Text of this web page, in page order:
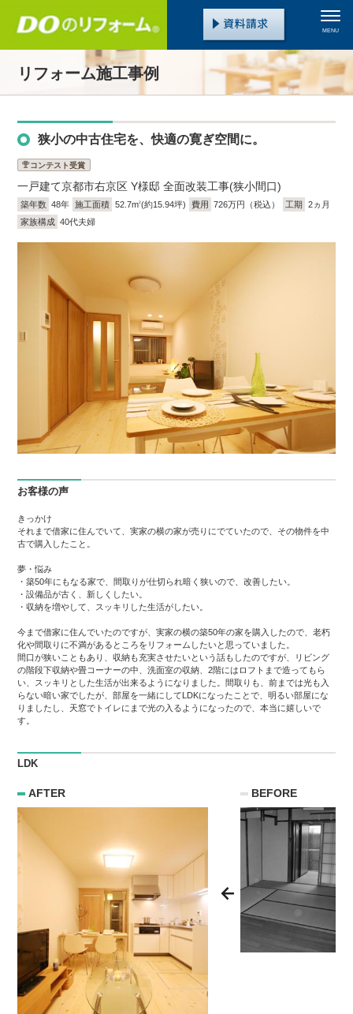
MENU
リフォーム施工事例
狭小の中古住宅を、快適の寛ぎ空間に。
コンテスト受賞
一戸建て京都市右京区 Y様邸 全面改装工事(狭小間口)
築年数 48年 施工面積 52.7m2(約15.94坪) 費用 726万円（税込） 工期
2ヵ月
家族構成 40代夫婦
お客様の声
きっかけ
それまで借家に住んでいて、実家の横の家が売りにでていたので、その物件を中
古で購入したこと。
夢・悩み
・築50年にもなる家で、間取りが仕切られ暗く狭いので、改善したい。
・設備品が古く、新しくしたい。
・収納を増やして、スッキリした生活がしたい。
今まで借家に住んでいたのですが、実家の横の築50年の家を購入したので、老朽
化や間取りに不満があるところをリフォームしたいと思っていました。
間口が狭いこともあり、収納も充実させたいという話もしたのですが、リビング
の階段下収納や畳コーナーの中、洗面室の収納、2階にはロフトまで造ってもら
い、スッキリとした生活が出来るようになりました。間取りも、前までは光も入
らない暗い家でしたが、部屋を一緒にしてLDKになったことで、明るい部屋にな
りましたし、天窓でトイレにまで光の入るようになったので、本当に嬉しいで
す。
LDK
BEFORE
AFTER